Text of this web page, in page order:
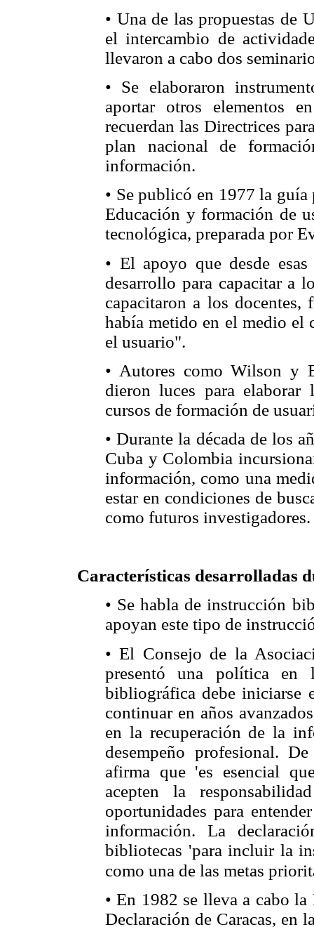
• Una de las propuestas de
el intercambio de
llevaron a cabo dos
• Se elaboraron
aportar otros elementos
recuerdan las Directrices
plan nacional de
información.
• Se publicó en 1977 la
Educación y formación de
tecnológica, preparada por
• El apoyo que desde
desarrollo para capacitar a
capacitaron a los docentes,
había metido en el medio el
el usuario".
• Autores como Wilson y
dieron luces para elaborar
cursos de formación de
• Durante la década de los
Cuba y Colombia
información, como una
estar en condiciones de
como futuros investigadores.
Características desarrolladas
• Se habla de instrucción
apoyan este tipo de
• El Consejo de la
presentó una política en
bibliográfica debe iniciarse
continuar en años
en la recuperación de la
desempeño profesional.
afirma que 'es esencial
acepten la
oportunidades para
información. La
bibliotecas 'para incluir la
como una de las metas
• En 1982 se lleva a cabo
Declaración de Caracas, en